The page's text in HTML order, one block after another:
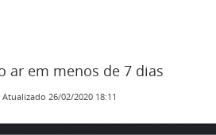
ar em menos de 7 dias
Atualizado 26/02/2020 18:11